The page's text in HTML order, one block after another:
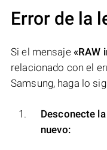
Error de la
Si el mensaje «RAW
relacionado con el
Samsung, haga lo
Desconecte
nuevo: